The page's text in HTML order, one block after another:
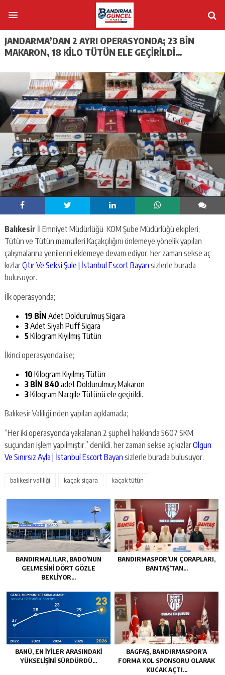
JANDARMA’DAN 2 AYRI OPERASYONDA; 23 BİN
MAKARON, 18 KİLO TÜTÜN ELE GEÇİRİLDİ…
Balıkesir İl Emniyet Müdürlüğü KOM Şube Müdürlüğü ekipleri;
Tütün ve Tütün mamulleri Kaçakçılığını önlemeye yönelik yapılan
çalışmalarına yenilerini eklemeye devam ediyor. her zaman sekse aç
kızlarÇıtır Ve Seksi Şule | İstanbul Escort Bayan sizlerle burada
bulusuyor.
İlk operasyonda;
19 BİN Adet Doldurulmuş Sigara
3Adet Siyah Puff Sigara
5Kilogram Kıyılmış Tütün
İkinci operasyonda ise;
10 Kilogram Kıyılmış Tütün
3 BİN 840 adet Doldurulmuş Makaron
3Kilogram Nargile Tütünü ele geçirildi.
Balıkesir Valiliği’nden yapılan açıklamada;
“Her iki operasyonda yakalanan 2 şüpheli hakkında 5607 SKM
suçundan işlem yapılmıştır.” denildi. her zaman sekse aç kızlarOlgun
Ve Sınırsız Ayla | İstanbul Escort Bayan sizlerle burada bulusuyor.
balıkesir valiliği kaçak sigara kaçak tütün
BANDIRMALILAR, BADO’NUN
GELMESİNİ DÖRT GÖZLE
BEKLİYOR…
BANDIRMASPOR’UN ÇORAPLARI,
BANTAŞ’TAN…
BANÜ, EN İYİLER ARASINDAKİ
YÜKSELİŞİNİ SÜRDÜRDÜ…
BAGFAŞ, BANDIRMASPOR’A
FORMA KOL SPONSORU OLARAK
KUCAK AÇTI…